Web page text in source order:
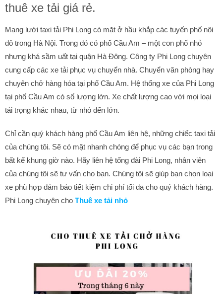
thuê xe tải giá rẻ.
Mạng lưới taxi tải Phi Long có mặt ở hầu khắp các tuyến phố nội
đô trong Hà Nội. Trong đó có phố Cầu Am – một con phố nhỏ
nhưng khá sầm uất tại quận Hà Đông. Công ty Phi Long chuyên
cung cấp các xe tải phục vụ chuyển nhà. Chuyển văn phòng hay
chuyên chở hàng hóa tại phố Cầu Am. Hệ thống xe của Phi Long
tại phố Cầu Am có số lượng lớn. Xe chất lượng cao với mọi loại
tải trọng khác nhau, từ nhỏ đến lớn.
Chỉ cần quý khách hàng phố Cầu Am liên hệ, những chiếc taxi tải
của chúng tôi. Sẽ có mặt nhanh chóng để phục vụ các bạn trong
bất kể khung giờ nào. Hãy liên hệ tổng đài Phi Long, nhân viên
của chúng tôi sẽ tư vấn cho bạn. Chúng tôi sẽ giúp bạn chọn loại
xe phù hợp đảm bảo tiết kiệm chi phí tối đa cho quý khách hàng.
Phi Long chuyên cho Thuê xe tải nhỏ